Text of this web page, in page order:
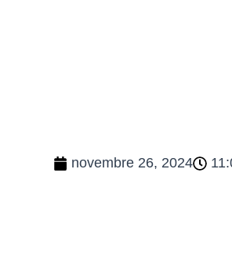
novembre 26, 2024